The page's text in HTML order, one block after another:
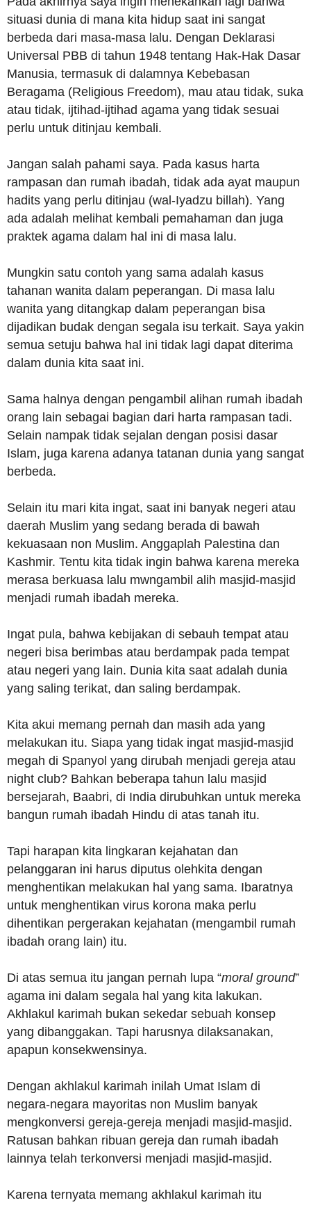
situasi dunia di mana kita hidup saat ini sangat
berbeda dari masa-masa lalu. Dengan Deklarasi
Universal PBB di tahun 1948 tentang Hak-Hak Dasar
Manusia, termasuk di dalamnya Kebebasan
Beragama (Religious Freedom), mau atau tidak, suka
atau tidak, ijtihad-ijtihad agama yang tidak sesuai
perlu untuk ditinjau kembali.
Jangan salah pahami saya. Pada kasus harta
rampasan dan rumah ibadah, tidak ada ayat maupun
hadits yang perlu ditinjau (wal-Iyadzu billah). Yang
ada adalah melihat kembali pemahaman dan juga
praktek agama dalam hal ini di masa lalu.
Mungkin satu contoh yang sama adalah kasus
tahanan wanita dalam peperangan. Di masa lalu
wanita yang ditangkap dalam peperangan bisa
dijadikan budak dengan segala isu terkait. Saya yakin
semua setuju bahwa hal ini tidak lagi dapat diterima
dalam dunia kita saat ini.
Sama halnya dengan pengambil alihan rumah ibadah
orang lain sebagai bagian dari harta rampasan tadi.
Selain nampak tidak sejalan dengan posisi dasar
Islam, juga karena adanya tatanan dunia yang sangat
berbeda.
Selain itu mari kita ingat, saat ini banyak negeri atau
daerah Muslim yang sedang berada di bawah
kekuasaan non Muslim. Anggaplah Palestina dan
Kashmir. Tentu kita tidak ingin bahwa karena mereka
merasa berkuasa lalu mwngambil alih masjid-masjid
menjadi rumah ibadah mereka.
Ingat pula, bahwa kebijakan di sebauh tempat atau
negeri bisa berimbas atau berdampak pada tempat
atau negeri yang lain. Dunia kita saat adalah dunia
yang saling terikat, dan saling berdampak.
Kita akui memang pernah dan masih ada yang
melakukan itu. Siapa yang tidak ingat masjid-masjid
megah di Spanyol yang dirubah menjadi gereja atau
night club? Bahkan beberapa tahun lalu masjid
bersejarah, Baabri, di India dirubuhkan untuk mereka
bangun rumah ibadah Hindu di atas tanah itu.
Tapi harapan kita lingkaran kejahatan dan
pelanggaran ini harus diputus olehkita dengan
menghentikan melakukan hal yang sama. Ibaratnya
untuk menghentikan virus korona maka perlu
dihentikan pergerakan kejahatan (mengambil rumah
ibadah orang lain) itu.
Di atas semua itu jangan pernah lupa “moral ground”
agama ini dalam segala hal yang kita lakukan.
Akhlakul karimah bukan sekedar sebuah konsep
yang dibanggakan. Tapi harusnya dilaksanakan,
apapun konsekwensinya.
Dengan akhlakul karimah inilah Umat Islam di
negara-negara mayoritas non Muslim banyak
mengkonversi gereja-gereja menjadi masjid-masjid.
Ratusan bahkan ribuan gereja dan rumah ibadah
lainnya telah terkonversi menjadi masjid-masjid.
Karena ternyata memang akhlakul karimah itu